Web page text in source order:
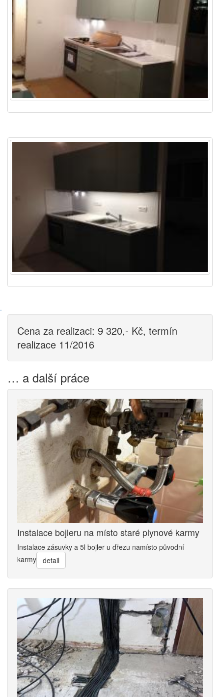
·
Cena za realizaci: 9 320,- Kč, termín
realizace 11/2016
… a další práce
Instalace bojleru na místo staré plynové karmy
Instalace zásuvky a 5l bojler u dřezu namísto původní
karmy
detail